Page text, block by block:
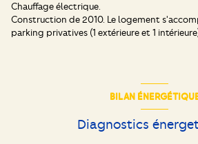
Chauffage électrique.
Construction de 2010. Le logement
parking privatives (1 extérieure et 1
BILAN
Diagnostics